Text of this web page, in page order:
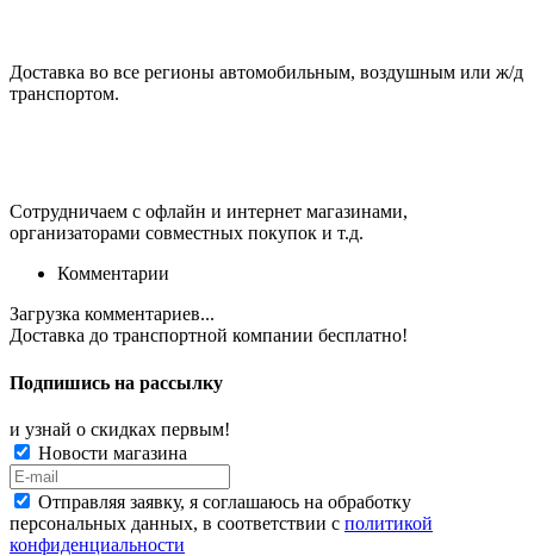
Доставка во все регионы автомобильным, воздушным или ж/д
транспортом.
Сотрудничаем с офлайн и интернет магазинами,
организаторами совместных покупок и т.д.
Комментарии
Загрузка комментариев...
Доставка до транспортной компании бесплатно!
Подпишись на рассылку
и узнай о скидках первым!
Новости магазина
Отправляя заявку, я соглашаюсь на обработку
персональных данных, в соответствии с политикой
конфиденциальности